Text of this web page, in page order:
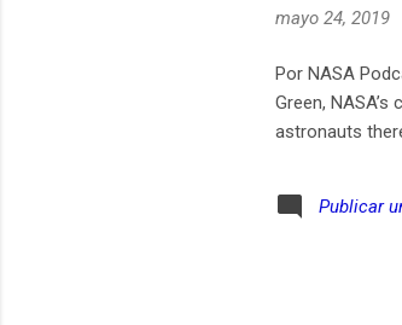
mayo 24, 2019
Por NASA
Green,
astronauts
Publicar